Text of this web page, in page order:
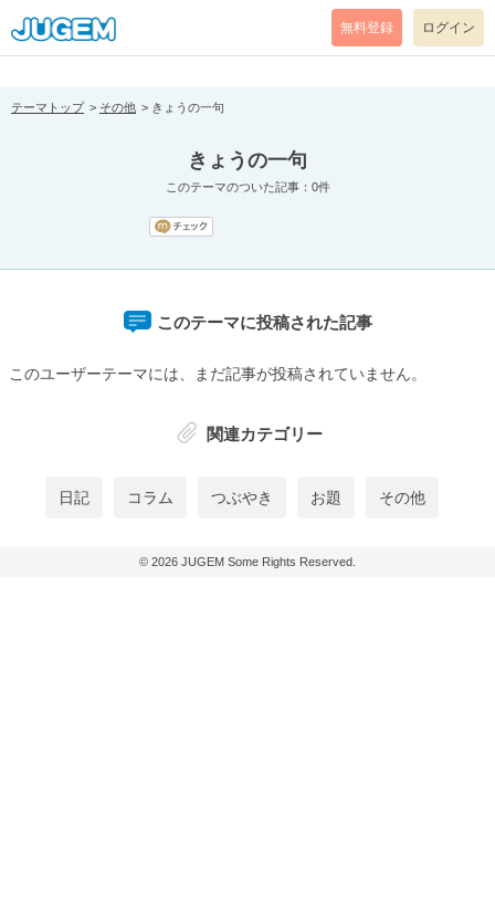
[pear_error: message="Success" code=0 mode=return level=notice
prefix="" info=""]
無料登録 ログイン
テーマトップ その他 きょうの一句
きょうの一句
このテーマのついた記事：0件
このテーマに投稿された記事
このユーザーテーマには、まだ記事が投稿されていません。
関連カテゴリー
日記 コラム つぶやき お題 その他
© 2026 JUGEM Some Rights Reserved.